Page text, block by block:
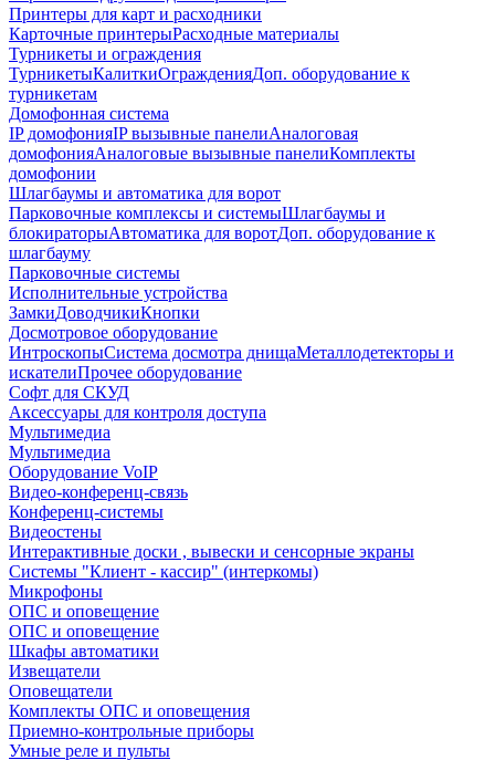
Принтеры для карт и расходники
Карточные принтерыРасходные материалы
Турникеты и ограждения
ТурникетыКалиткиОгражденияДоп. оборудование к
турникетам
Домофонная система
IP домофонияIP вызывные панелиАналоговая
домофонияАналоговые вызывные панелиКомплекты
домофонии
Шлагбаумы и автоматика для ворот
Парковочные комплексы и системыШлагбаумы и
блокираторыАвтоматика для воротДоп. оборудование к
шлагбауму
Парковочные системы
Исполнительные устройства
ЗамкиДоводчикиКнопки
Досмотровое оборудование
ИнтроскопыСистема досмотра днищаМеталлодетекторы и
искателиПрочее оборудование
Софт для СКУД
Аксессуары для контроля доступа
Мультимедиа
Мультимедиа
Оборудование VoIP
Видео-конференц-связь
Конференц-системы
Видеостены
Интерактивные доски , вывески и сенсорные экраны
Системы "Клиент - кассир" (интеркомы)
Микрофоны
ОПС и оповещение
ОПС и оповещение
Шкафы автоматики
Извещатели
Оповещатели
Комплекты ОПС и оповещения
Приемно-контрольные приборы
Умные реле и пульты